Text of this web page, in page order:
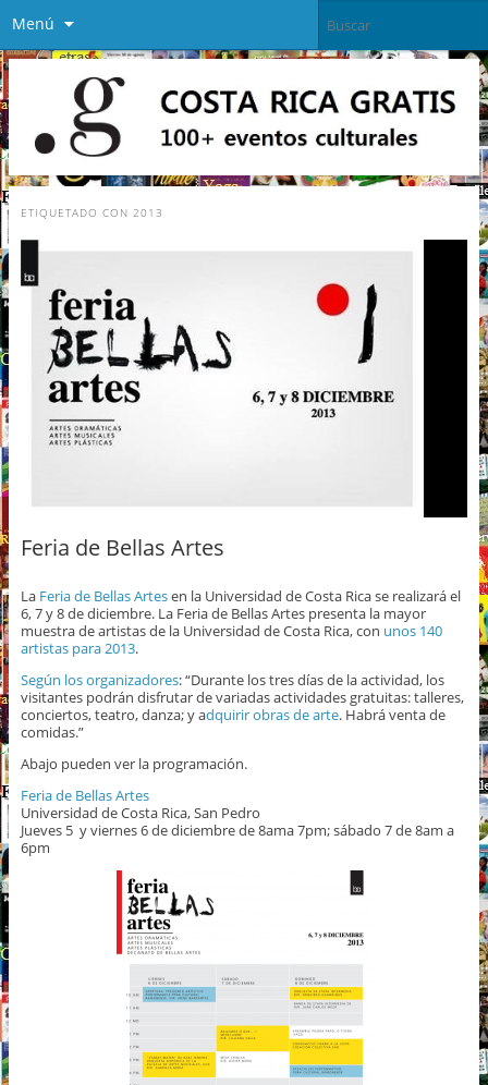
Menú
ETIQUETADO CON 2013
Feria de Bellas Artes
La Feria de Bellas Artesen la Universidad de Costa Rica se realizará el
6, 7 y 8 de diciembre. La Feria de Bellas Artes presenta la mayor
muestra de artistas de la Universidad de Costa Rica, con unos 140
artistas para 2013.
Según los organizadores: “Durante los tres días de la actividad, los
visitantes podrán disfrutar de variadas actividades gratuitas: talleres,
conciertos, teatro, danza; y adquirir obras de arte. Habrá venta de
comidas.”
Abajo pueden ver la programación.
Feria de Bellas Artes
Universidad de Costa Rica, San Pedro
Jueves 5 y viernes 6 de diciembre de 8ama 7pm; sábado 7 de 8am a
6pm